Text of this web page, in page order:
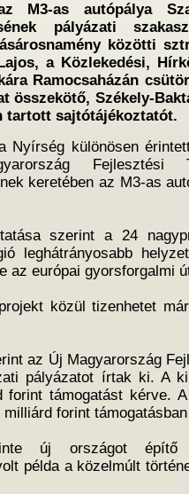
M3-as autópálya
pályázati
közötti
a Közlekedési,
Ramocsaházán
összekötő, Székely-
tartott sajtótájékoztatót.
Nyírség különösen
Fejlesztési
keretében az M3-as
szerint a 24
leghátrányosabb
az európai gyorsforgalmi
közül tizenhetet
az Új Magyarország
pályázatot írtak ki. A
forint támogatást kérve.
forint
új országot építő
példa a közelmúlt